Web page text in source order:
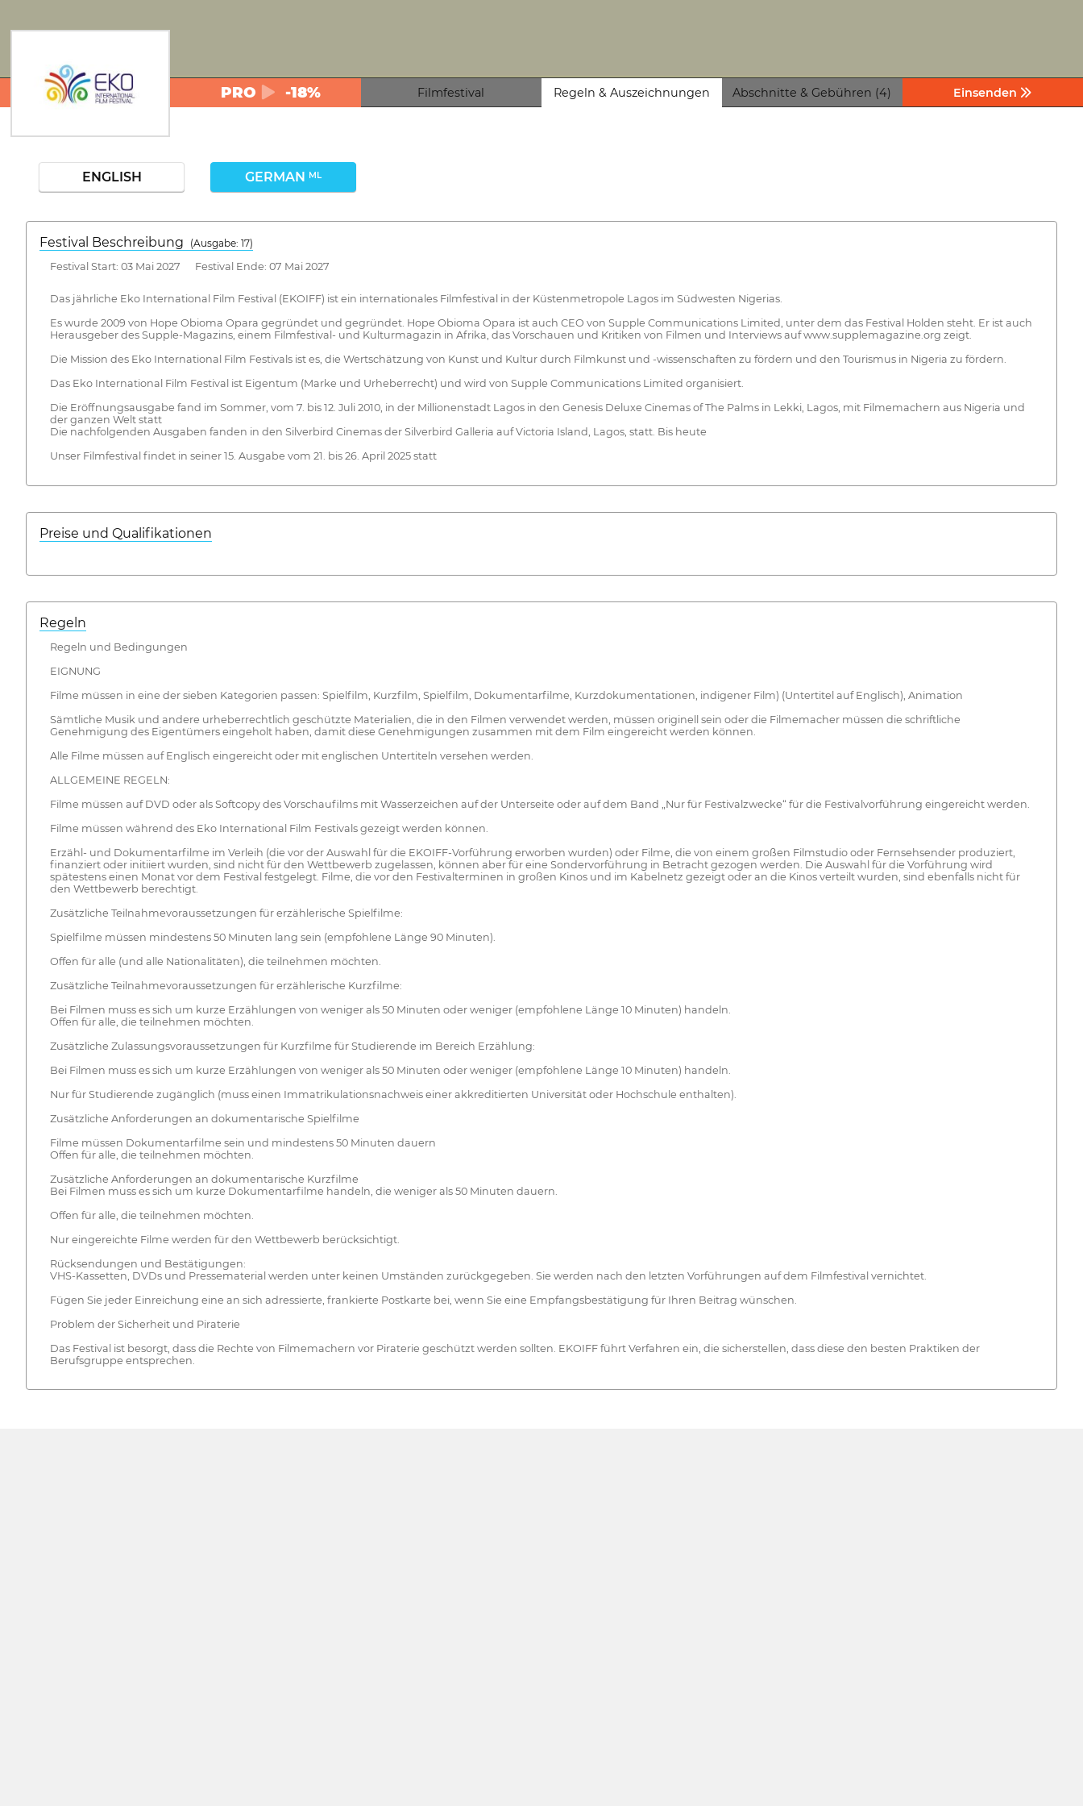
PRO -18% Filmfestival Regeln & Auszeichnungen Abschnitte & Gebühren (4) Einsenden
ENGLISH GERMAN ML
Festival Beschreibung
(Ausgabe: 17)
Festival Start: 03 Mai 2027 Festival Ende: 07 Mai 2027
Das jährliche Eko International Film Festival (EKOIFF) ist ein internationales Filmfestival in der Küstenmetropole Lagos im Südwesten Nigerias.
Es wurde 2009 von Hope Obioma Opara gegründet und gegründet. Hope Obioma Opara ist auch CEO von Supple Communications Limited, unter dem das Festival Holden steht. Er ist auch
Herausgeber des Supple-Magazins, einem Filmfestival- und Kulturmagazin in Afrika, das Vorschauen und Kritiken von Filmen und Interviews auf www.supplemagazine.org zeigt.
Die Mission des Eko International Film Festivals ist es, die Wertschätzung von Kunst und Kultur durch Filmkunst und -wissenschaften zu fördern und den Tourismus in Nigeria zu fördern.
Das Eko International Film Festival ist Eigentum (Marke und Urheberrecht) und wird von Supple Communications Limited organisiert.
Die Eröffnungsausgabe fand im Sommer, vom 7. bis 12. Juli 2010, in der Millionenstadt Lagos in den Genesis Deluxe Cinemas of The Palms in Lekki, Lagos, mit Filmemachern aus Nigeria und
der ganzen Welt statt
Die nachfolgenden Ausgaben fanden in den Silverbird Cinemas der Silverbird Galleria auf Victoria Island, Lagos, statt. Bis heute
Unser Filmfestival findet in seiner 15. Ausgabe vom 21. bis 26. April 2025 statt
Preise und Qualifikationen
Regeln
Regeln und Bedingungen
EIGNUNG
Filme müssen in eine der sieben Kategorien passen: Spielfilm, Kurzfilm, Spielfilm, Dokumentarfilme, Kurzdokumentationen, indigener Film) (Untertitel auf Englisch), Animation
Sämtliche Musik und andere urheberrechtlich geschützte Materialien, die in den Filmen verwendet werden, müssen originell sein oder die Filmemacher müssen die schriftliche
Genehmigung des Eigentümers eingeholt haben, damit diese Genehmigungen zusammen mit dem Film eingereicht werden können.
Alle Filme müssen auf Englisch eingereicht oder mit englischen Untertiteln versehen werden.
ALLGEMEINE REGELN:
Filme müssen auf DVD oder als Softcopy des Vorschaufilms mit Wasserzeichen auf der Unterseite oder auf dem Band „Nur für Festivalzwecke“ für die Festivalvorführung eingereicht werden.
Filme müssen während des Eko International Film Festivals gezeigt werden können.
Erzähl- und Dokumentarfilme im Verleih (die vor der Auswahl für die EKOIFF-Vorführung erworben wurden) oder Filme, die von einem großen Filmstudio oder Fernsehsender produziert,
finanziert oder initiiert wurden, sind nicht für den Wettbewerb zugelassen, können aber für eine Sondervorführung in Betracht gezogen werden. Die Auswahl für die Vorführung wird
spätestens einen Monat vor dem Festival festgelegt. Filme, die vor den Festivalterminen in großen Kinos und im Kabelnetz gezeigt oder an die Kinos verteilt wurden, sind ebenfalls nicht für
den Wettbewerb berechtigt.
Zusätzliche Teilnahmevoraussetzungen für erzählerische Spielfilme:
Spielfilme müssen mindestens 50 Minuten lang sein (empfohlene Länge 90 Minuten).
Offen für alle (und alle Nationalitäten), die teilnehmen möchten.
Zusätzliche Teilnahmevoraussetzungen für erzählerische Kurzfilme:
Bei Filmen muss es sich um kurze Erzählungen von weniger als 50 Minuten oder weniger (empfohlene Länge 10 Minuten) handeln.
Offen für alle, die teilnehmen möchten.
Zusätzliche Zulassungsvoraussetzungen für Kurzfilme für Studierende im Bereich Erzählung:
Bei Filmen muss es sich um kurze Erzählungen von weniger als 50 Minuten oder weniger (empfohlene Länge 10 Minuten) handeln.
Nur für Studierende zugänglich (muss einen Immatrikulationsnachweis einer akkreditierten Universität oder Hochschule enthalten).
Zusätzliche Anforderungen an dokumentarische Spielfilme
Filme müssen Dokumentarfilme sein und mindestens 50 Minuten dauern
Offen für alle, die teilnehmen möchten.
Zusätzliche Anforderungen an dokumentarische Kurzfilme
Bei Filmen muss es sich um kurze Dokumentarfilme handeln, die weniger als 50 Minuten dauern.
Offen für alle, die teilnehmen möchten.
Nur eingereichte Filme werden für den Wettbewerb berücksichtigt.
Rücksendungen und Bestätigungen:
VHS-Kassetten, DVDs und Pressematerial werden unter keinen Umständen zurückgegeben. Sie werden nach den letzten Vorführungen auf dem Filmfestival vernichtet.
Fügen Sie jeder Einreichung eine an sich adressierte, frankierte Postkarte bei, wenn Sie eine Empfangsbestätigung für Ihren Beitrag wünschen.
Problem der Sicherheit und Piraterie
Das Festival ist besorgt, dass die Rechte von Filmemachern vor Piraterie geschützt werden sollten. EKOIFF führt Verfahren ein, die sicherstellen, dass diese den besten Praktiken der
Berufsgruppe entsprechen.